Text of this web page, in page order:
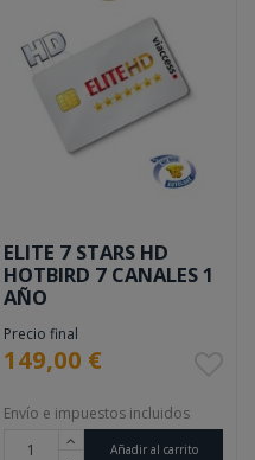
ELITE 7 STARS HD
HOTBIRD 7 CANALES 1
AÑO
Precio final
149,00 €
Envío e impuestos incluidos
Añadir al carrito